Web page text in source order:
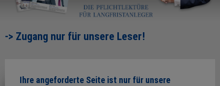
-> Zugang nur für unsere Leser!
Ihre angeforderte Seite ist nur für unsere